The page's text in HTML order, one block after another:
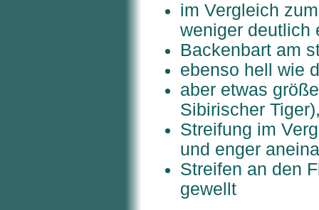
im Vergleich
weniger deutlich
Backenbart am
ebenso hell wie
aber etwas
Sibirischer
Streifung im
und enger
Streifen an den
gewellt